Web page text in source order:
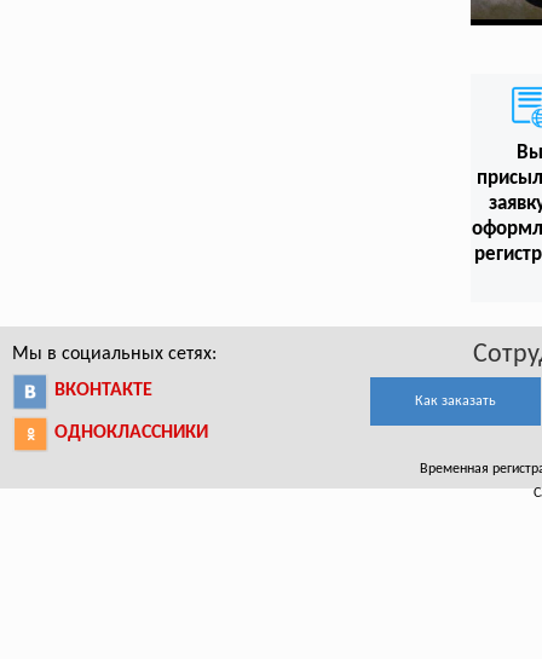
Вы
Мы в социальных сетях:
ВКОНТАКТЕ
ОДНОКЛАССНИКИ
Как заказать
Временная